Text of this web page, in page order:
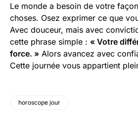
Le monde a besoin de votre
choses. Osez exprimer ce que
Avec douceur, mais avec
cette phrase simple : « Votre
force. » Alors avancez avec
Cette journée vous appartient
horoscope jour